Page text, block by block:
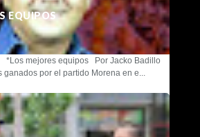
EQUIPOS
*Los mejores equipos Por Jacko Badillo
ganados por el partido Morena en e...